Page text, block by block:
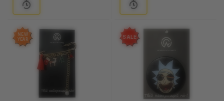
NEW
YEAR
SALE